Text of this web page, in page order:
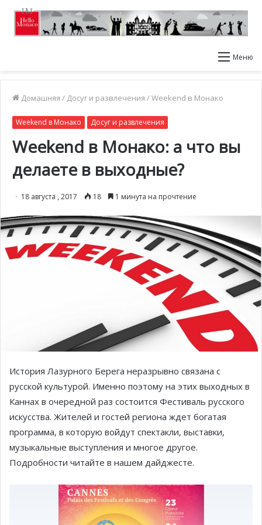
Меню
Домашняя / Досуг и развлечения /Weekend в Монако
Weekend в Монако Досуг и развлечения
Weekend в Монако: а что вы
делаете в выходные?
18 августа , 2017 18 1 минута на прочтение
История Лазурного Берега неразрывно связана с
русской культурой. Именно поэтому на этих выходных в
Каннах в очередной раз состоится Фестиваль русского
искусства. Жителей и гостей региона ждет богатая
программа, в которую войдут спектакли, выставки,
музыкальные выступления и многое другое.
Подробности читайте в нашем дайджесте.